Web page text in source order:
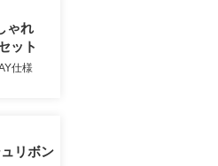
ゃれ
ット
仕様
リボン